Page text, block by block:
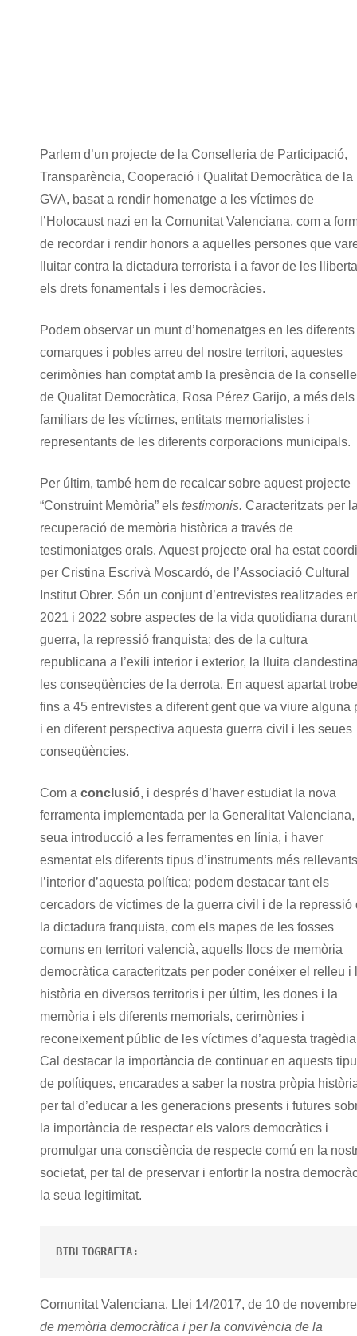
Parlem d’un projecte de la Conselleria de Participació,
Transparència, Cooperació i Qualitat Democràtica de la
GVA, basat a rendir homenatge a les víctimes de
l’Holocaust nazi en la Comunitat Valenciana, com a
de recordar i rendir honors a aquelles persones que
lluitar contra la dictadura terrorista i a favor de les
els drets fonamentals i les democràcies.
Podem observar un munt d’homenatges en les diferents
comarques i pobles arreu del nostre territori, aquestes
cerimònies han comptat amb la presència de la
de Qualitat Democràtica, Rosa Pérez Garijo, a més dels
familiars de les víctimes, entitats memorialistes i
representants de les diferents corporacions municipals.
Per últim, també hem de recalcar sobre aquest projecte
“Construint Memòria” els testimonis. Caracteritzats per
recuperació de memòria històrica a través de
testimoniatges orals. Aquest projecte oral ha estat
per Cristina Escrivà Moscardó, de l’Associació Cultural
Institut Obrer. Són un conjunt d’entrevistes realitzades
2021 i 2022 sobre aspectes de la vida quotidiana
guerra, la repressió franquista; des de la cultura
republicana a l’exili interior i exterior, la lluita
les conseqüències de la derrota. En aquest apartat
fins a 45 entrevistes a diferent gent que va viure alguna
i en diferent perspectiva aquesta guerra civil i les seues
conseqüències.
Com a conclusió, i després d’haver estudiat la nova
ferramenta implementada per la Generalitat
seua introducció a les ferramentes en línia, i haver
esmentat els diferents tipus d’instruments més
l’interior d’aquesta política; podem destacar tant els
cercadors de víctimes de la guerra civil i de la repressió
la dictadura franquista, com els mapes de les fosses
comuns en territori valencià, aquells llocs de memòria
democràtica caracteritzats per poder conéixer el relleu i
història en diversos territoris i per últim, les dones i la
memòria i els diferents memorials, cerimònies i
reconeixement públic de les víctimes d’aquesta
Cal destacar la importància de continuar en aquests
de polítiques, encarades a saber la nostra pròpia
per tal d’educar a les generacions presents i futures
la importància de respectar els valors democràtics i
promulgar una consciència de respecte comú en la
societat, per tal de preservar i enfortir la nostra
la seua legitimitat.
BIBLIOGRAFIA:
Comunitat Valenciana. Llei 14/2017, de 10 de
de memòria democràtica i per la convivència de la